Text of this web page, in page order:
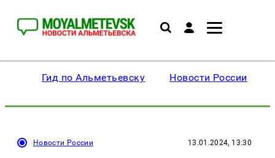
Гид по Альметьевску Новости России
Новости России 13.01.2024, 13:30